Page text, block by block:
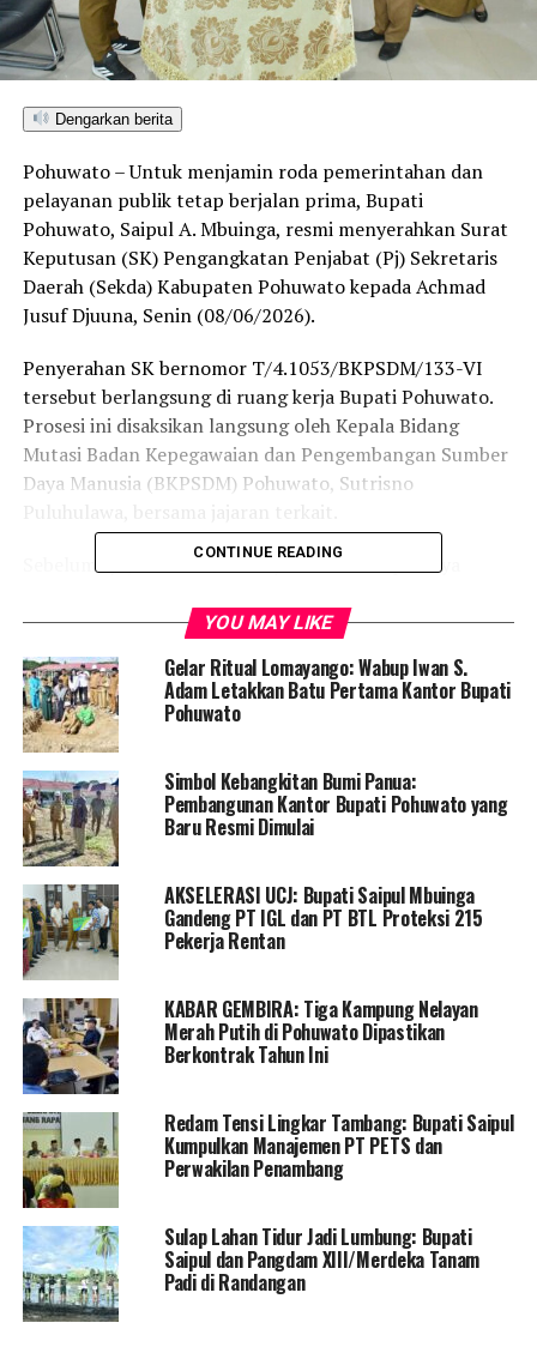
Dengarkan berita
Pohuwato – Untuk menjamin roda pemerintahan dan
pelayanan publik tetap berjalan prima, Bupati
Pohuwato, Saipul A. Mbuinga, resmi menyerahkan Surat
Keputusan (SK) Pengangkatan Penjabat (Pj) Sekretaris
Daerah (Sekda) Kabupaten Pohuwato kepada Achmad
Jusuf Djuuna, Senin (08/06/2026).
Penyerahan SK bernomor T/4.1053/BKPSDM/133-VI
tersebut berlangsung di ruang kerja Bupati Pohuwato.
Prosesi ini disaksikan langsung oleh Kepala Bidang
Mutasi Badan Kepegawaian dan Pengembangan Sumber
Daya Manusia (BKPSDM) Pohuwato, Sutrisno
Sebelumnya, Achmad Jusuf Djuuna telah dipercaya
Sekda Pohuwato. Seiring berakhirnya masa tugas sebagai
Plh, pemerintah daerah bergerak cepat menetapkannya
sebagai Penjabat Sekda guna memberikan legalitas
kewenangan yang lebih kuat dalam memimpin birokrasi.
Mekanisme penunjukan ini telah mengantongi restu dari
Pemerintah Provinsi lewat Surat Persetujuan Gubernur
Gorontalo Nomor 800.1.3/BKPSDM/1063/V/2026
tertanggal 22 Mei 2026. Merujuk pada aturan tersebut,
masa penugasan Pj Sekda dihitung mulai 3 Juni 2026
hingga Sekda definitif selesai menjalani cuti, dengan
jangka waktu paling lama tiga bulan.
Bupati Pohuwato, Saipul A. Mbuinga, menjelaskan
bahwa langkah taktis ini wajib dilakukan untuk menjaga
stabilitas administrasi dan tata kelola pemerintahan.
Pasalnya, Sekda definitif saat ini sedang mengambil hak
cuti tahunan untuk menunaikan ibadah haji di Tanah
Suci Makkah.
“Penetapan Penjabat Sekretaris Daerah ini dilakukan
agar pelaksanaan tugas pemerintahan, koordinasi
antarperangkat daerah, serta pelayanan kepada
masyarakat tetap berjalan dengan baik dan optimal.
Karena itu, diperlukan pejabat yang memiliki
kewenangan penuh untuk mengoordinasikan seluruh
CONTINUE READING
YOU MAY LIKE
Gelar Ritual Lomayango: Wabup Iwan S.
Adam Letakkan Batu Pertama Kantor Bupati
Pohuwato
Simbol Kebangkitan Bumi Panua:
Pembangunan Kantor Bupati Pohuwato yang
Baru Resmi Dimulai
AKSELERASI UCJ: Bupati Saipul Mbuinga
Gandeng PT IGL dan PT BTL Proteksi 215
Pekerja Rentan
KABAR GEMBIRA: Tiga Kampung Nelayan
Merah Putih di Pohuwato Dipastikan
Berkontrak Tahun Ini
Redam Tensi Lingkar Tambang: Bupati Saipul
Kumpulkan Manajemen PT PETS dan
Perwakilan Penambang
Sulap Lahan Tidur Jadi Lumbung: Bupati
Saipul dan Pangdam XIII/Merdeka Tanam
Padi di Randangan